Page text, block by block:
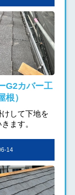
G2カバー工
根）
して下地を
ます。
14